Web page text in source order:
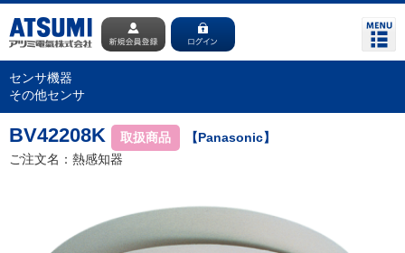
センサ機器
その他センサ
BV42208K 取扱商品
【Panasonic】
ご注文名：熱感知器